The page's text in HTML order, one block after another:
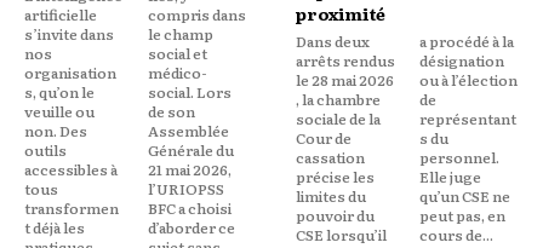
artificielle
s’invite dans
nos
organisation
s, qu’on le
veuille ou
non. Des
outils
accessibles à
tous
transformen
t déjà les
compris dans
le champ
social et
médico-
social. Lors
de son
Assemblée
Générale du
21 mai 2026,
l’URIOPSS
BFC a choisi
d’aborder ce
proximité
Dans deux
arrêts rendus
le 28 mai 2026
, la chambre
sociale de la
Cour de
cassation
précise les
limites du
pouvoir du
CSE lorsqu’il
a procédé à la
désignation
ou à l’élection
de
représentant
s du
personnel.
Elle juge
qu’un CSE ne
peut pas, en
cours de...